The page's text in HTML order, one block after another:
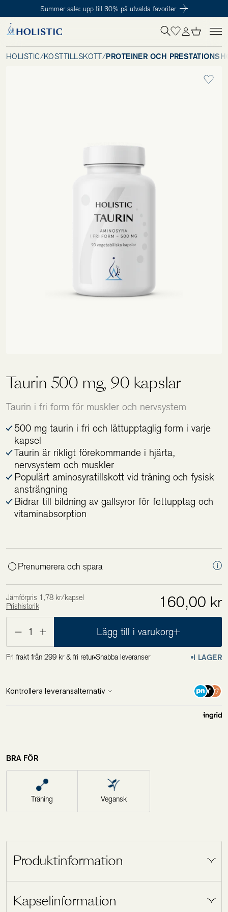
Summer sale: upp till 30% på utvalda favoriter
Tillagd i varukorgen Till kassan
För att påbörja en prenumeration hos oss så behöver du vara medlem i
Holistic Club. Det är helt kostnadsfritt.
HOLISTIC/KOSTTILLSKOTT/PROTEINER OCH
Taurin 500 mg, 90 kapslar
Taurin i fri form för muskler och nervsystem
500 mg taurin i fri och lättupptaglig form i varje
kapsel
Taurin är rikligt förekommande i hjärta,
nervsystem och muskler
Populärt aminosyratillskott vid träning och fysisk
ansträngning
Bidrar till bildning av gallsyror för fettupptag och
vitaminabsorption
Prenumerera och spara
Jämförpris 1,78 kr/kapsel
Prishistorik
160,00 kr
1 Lägg till i varukorg
Fri frakt från 299 kr & fri retur Snabba leveranser I LAGER
BRA FÖR
Träning Vegansk
Produktinformation
Holistic Taurin innehåller 500 mg taurin i fri
Kapselinformation